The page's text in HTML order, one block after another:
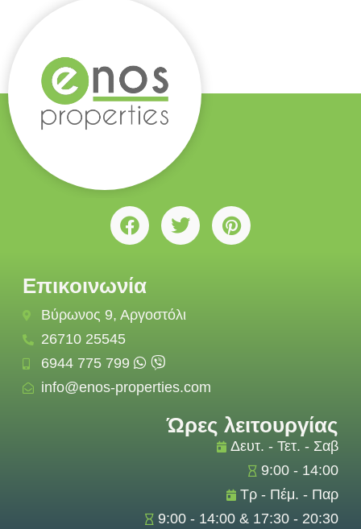
Επικοινωνία
Βύρωνος 9, Αργοστόλι
26710 25545
6944 775 799
info@enos-properties.com
Ώρες λειτουργίας
Δευτ. - Τετ. - Σαβ
9:00 - 14:00
Τρ - Πέμ. - Παρ
9:00 - 14:00 & 17:30 - 20:30